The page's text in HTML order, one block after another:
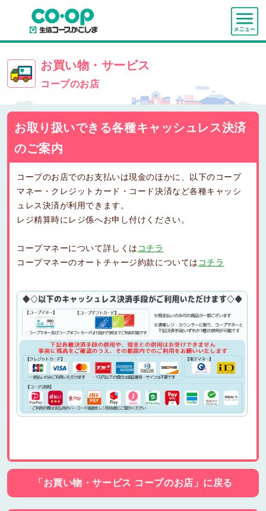
お買い物・サービス
コープのお店
お取り扱いできる各種キャッシュレス決済
のご案内
コープのお店でのお支払いは現金のほかに、以下のコープ
マネー・クレジットカード・コード決済など各種キャッシ
ュレス決済が利用できます。
レジ精算時にレジ係へお申し付けください。
コープマネーについて詳しくは コチラ
コープマネーのオートチャージ約款については コチラ
「お買い物・サービス コープのお店」に戻る